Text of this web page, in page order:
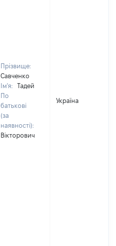
Прізвище:
Савченко
Ім'я:
Тадей
По
батькові
(за
наявності):
Вікторович
Україна